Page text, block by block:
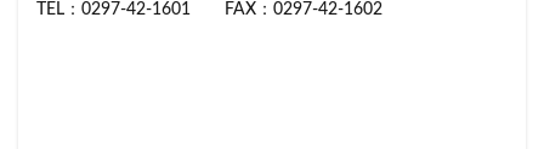
TEL：0297-42-1601 FAX：0297-42-1602